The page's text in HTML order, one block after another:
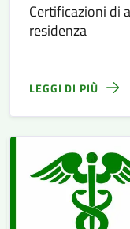
Certificazioni di
residenza
LEGGI DI PIÙ